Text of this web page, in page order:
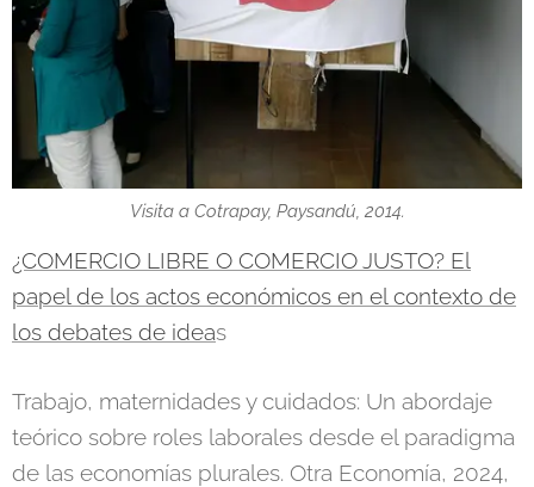
Visita a Cotrapay, Paysandú, 2014.
¿COMERCIO LIBRE O COMERCIO JUSTO? El
papel de los actos económicos en el contexto de
los debates de ideas
Trabajo, maternidades y cuidados: Un abordaje
teórico sobre roles laborales desde el paradigma
de las economías plurales. Otra Economía, 2024,